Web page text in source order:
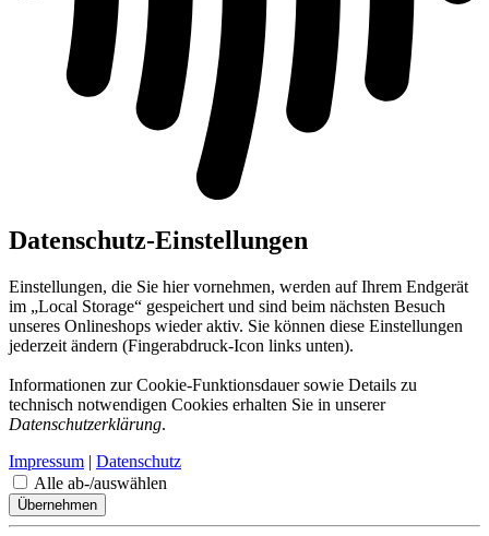
Datenschutz-Einstellungen
Einstellungen, die Sie hier vornehmen, werden auf Ihrem Endgerät
im „Local Storage“ gespeichert und sind beim nächsten Besuch
unseres Onlineshops wieder aktiv. Sie können diese Einstellungen
jederzeit ändern (Fingerabdruck-Icon links unten).
Informationen zur Cookie-Funktionsdauer sowie Details zu
technisch notwendigen Cookies erhalten Sie in unserer
Datenschutzerklärung.
Impressum | Datenschutz
Alle ab-/auswählen
Übernehmen